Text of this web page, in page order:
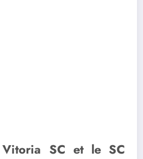
Vitoria SC et le SC